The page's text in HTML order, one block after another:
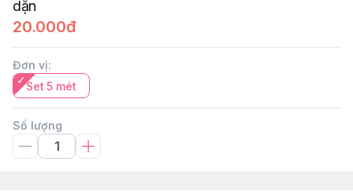
dặn
20.000đ
Đơn vị:
Set 5 mét
Số lượng